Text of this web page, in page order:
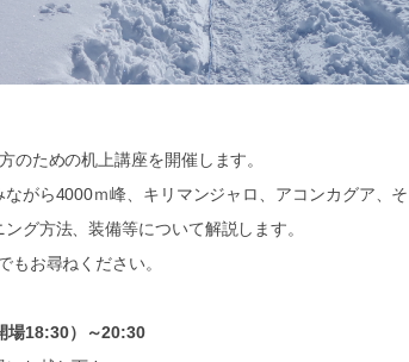
のための机上講座を開催します。
がら4000ｍ峰、キリマンジャロ、アコンカグア、
グ方法、装備等について解説します。
お尋ねください。
18:30）～20:30